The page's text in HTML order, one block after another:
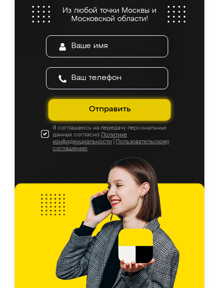
Из любой точки Москвы и
Московской области!
Отправить
Я соглашаюсь на передачу персональных
данных согласно Политике
конфиденциальности
Пользовательскому
соглашению